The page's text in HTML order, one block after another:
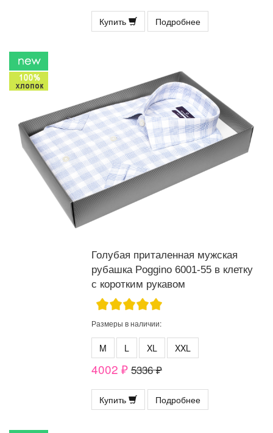
Купить Подробнее
Голубая приталенная мужская
рубашка Poggino 6001-55 в клетку
с коротким рукавом
Размеры в наличии:
M L XL XXL
4002 ₽ 5336 ₽
Купить Подробнее